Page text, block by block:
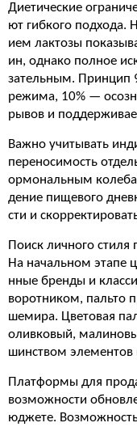
Диетические
ют гибкого подхода.
ием лактозы
ин, однако полное
зательным. Принцип
режима, 10% —
рывов и
Важно учитывать
переносимость
ормональным
дение пищевого
сти и
Поиск личного
На начальном этапе
нные бренды и
воротником, пальто
шемира. Цветовая
оливковый,
шинством элементов
Платформы для
возможности
юджете.